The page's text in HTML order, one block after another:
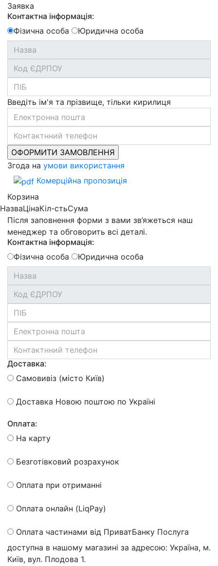
Заявка
Контактна інформація:
Фізична особа
Юридична особа
Введіть ім'я та прізвище, тільки кирилиця
Згода на умови використання
Комерційна пропозиція
Корзина
НазваЦінаКіл-стьСума
Після заповнення форми з вами зв’яжеться наш
менеджер та обговорить всі деталі.
Контактна інформація:
Фізична особа
Юридична особа
Доставка:
Самовивіз (місто Київ)
Доставка Новою поштою по Україні
Оплата:
На карту
Безготівковий розрахунок
Оплата при отриманні
Оплата онлайн (LiqPay)
Оплата частинами від ПриватБанку Послуга
доступна в нашому магазині за адресою: Україна, м.
Київ, вул. Плодова 1.